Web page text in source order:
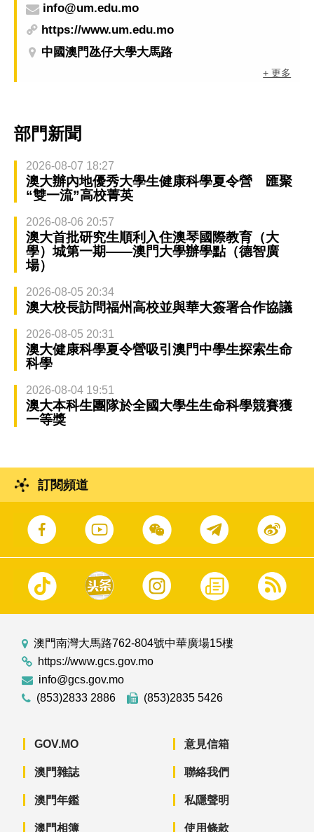
info@um.edu.mo
https://www.um.edu.mo
中國澳門氹仔大學大馬路
+ 更多
部門新聞
2026-08-07 18:27
澳大辦內地優秀大學生健康科學夏令營 匯聚
“雙一流”高校菁英
2026-08-06 20:57
澳大首批研究生順利入住澳琴國際教育（大
學）城第一期——澳門大學辦學點（德智廣
場）
2026-08-05 20:34
澳大校長訪問福州高校並與華大簽署合作協議
2026-08-05 20:31
澳大健康科學夏令營吸引澳門中學生探索生命
科學
2026-08-04 19:51
澳大本科生團隊於全國大學生生命科學競賽獲
一等獎
訂閱頻道
澳門南灣大馬路762-804號中華廣場15樓
https://www.gcs.gov.mo
info@gcs.gov.mo
(853)2833 2886
(853)2835 5426
GOV.MO
澳門雜誌
澳門年鑑
澳門相簿
意見信箱
聯絡我們
私隱聲明
使用條款